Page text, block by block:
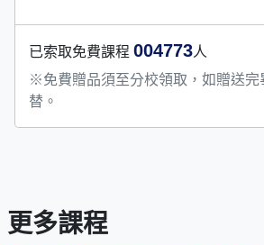
已索取免費課程 004773人
※免費贈品須至分校領取，如贈送完
替。
更多課程